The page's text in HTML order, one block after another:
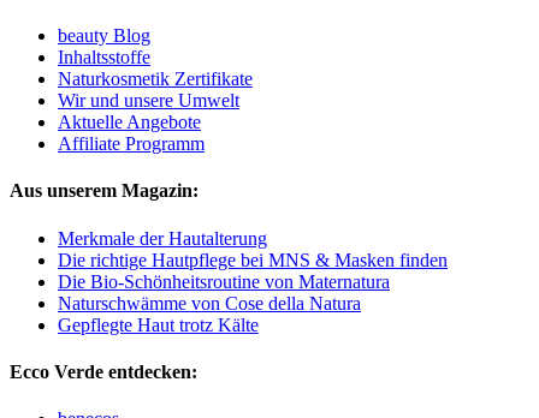
beauty Blog
Inhaltsstoffe
Naturkosmetik Zertifikate
Wir und unsere Umwelt
Aktuelle Angebote
Affiliate Programm
Aus unserem Magazin:
Merkmale der Hautalterung
Die richtige Hautpflege bei MNS & Masken finden
Die Bio-Schönheitsroutine von Maternatura
Naturschwämme von Cose della Natura
Gepflegte Haut trotz Kälte
Ecco Verde entdecken: